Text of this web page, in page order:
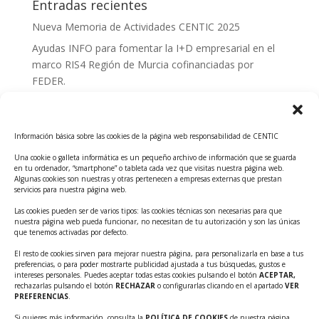
Información básica sobre las cookies de la página web responsabilidad de CENTIC
Una cookie o galleta informática es un pequeño archivo de información que se guarda
en tu ordenador, “smartphone” o tableta cada vez que visitas nuestra página web.
Algunas cookies son nuestras y otras pertenecen a empresas externas que prestan
servicios para nuestra página web.
Las cookies pueden ser de varios tipos: las cookies técnicas son necesarias para que
nuestra página web pueda funcionar, no necesitan de tu autorización y son las únicas
que tenemos activadas por defecto.
El resto de cookies sirven para mejorar nuestra página, para personalizarla en base a tus
preferencias, o para poder mostrarte publicidad ajustada a tus búsquedas, gustos e
intereses personales. Puedes aceptar todas estas cookies pulsando el botón ACEPTAR,
rechazarlas pulsando el botón RECHAZAR o configurarlas clicando en el apartado VER
PREFERENCIAS.
Entradas recientes
Nueva Memoria de Actividades CENTIC 2025
Ayudas INFO para fomentar la I+D empresarial en el
marco RIS4 Región de Murcia cofinanciadas por
FEDER.
Tecnológicos 2ª ed.
Ayudas INFO para el apoyo a las empresas
innovadoras con potencial tecnológico y escalables
Convocatoria Cheque de Innovación. Ayudas INFO
para la contratación de servicios de Innovación y
Competitividad
Cheque Inversión del INFO. Ayudas para la
contratación de servicios de Innovación y
Competitividad para apoyar rondas de financiación.